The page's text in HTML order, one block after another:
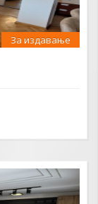
За издавање